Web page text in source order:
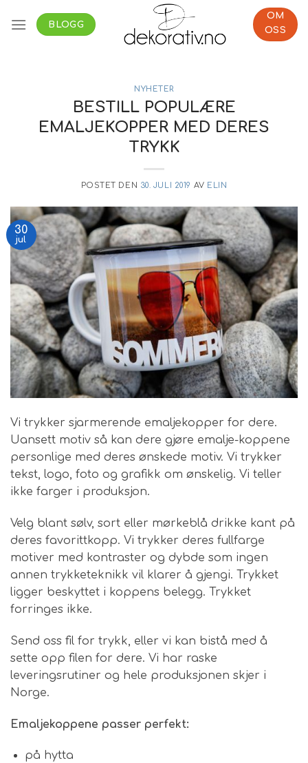
BLOGG
OM
OSS
NYHETER
BESTILL POPULÆRE
EMALJEKOPPER MED DERES
TRYKK
POSTET DEN 30. JULI 2019 AV ELIN
30
jul
Vi trykker sjarmerende emaljekopper for dere.
Uansett motiv så kan dere gjøre emalje-koppene
personlige med deres ønskede motiv. Vi trykker
tekst, logo, foto og grafikk om ønskelig. Vi teller
ikke farger i produksjon.
Velg blant sølv, sort eller mørkeblå drikke kant på
deres favorittkopp. Vi trykker deres fullfarge
motiver med kontraster og dybde som ingen
annen trykketeknikk vil klarer å gjengi. Trykket
ligger beskyttet i koppens belegg. Trykket
forringes ikke.
Send oss fil for trykk, eller vi kan bistå med å
sette opp filen for dere. Vi har raske
leveringsrutiner og hele produksjonen skjer i
Norge.
Emaljekoppene passer perfekt:
på hytta